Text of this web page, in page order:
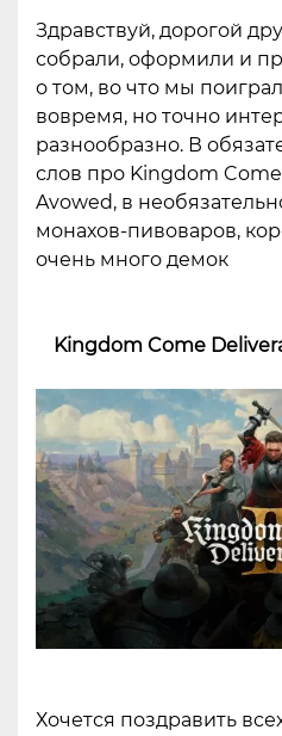
Здравствуй, дорогой
собрали, оформили и
о том, во что мы
вовремя, но точно
разнообразно. В
слов про Kingdom
Avowed, в
монахов-пивоваров,
очень много демок
Kingdom Come
Хочется поздравить